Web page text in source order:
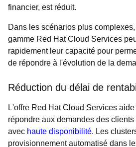
financier, est réduit.
Dans les scénarios plus
gamme Red Hat Cloud Services
rapidement leur capacité pour
de répondre à l'évolution de la
Réduction du délai de
L'offre Red Hat Cloud Services
répondre aux demandes des
avec haute disponibilité. Les
provisionnement automatisé dans